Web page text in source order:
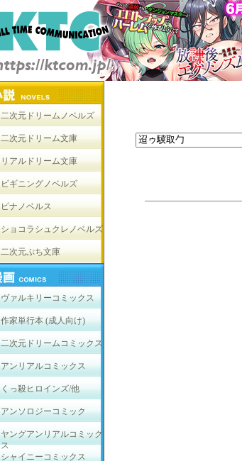
二次元ドリームノベルズ
二次元ドリーム文庫
リアルドリーム文庫
ビギニングノベルズ
ピナノベルス
ショコラシュクレノベルズ
二次元ぷち文庫
ヴァルキリーコミックス
作家単行本 (成人向け)
二次元ドリームコミックス
アンリアルコミックス
くっ殺ヒロインズ/他
アンソロジーコミック
ヤングアンリアルコミック
ス
シャイニーコミックス